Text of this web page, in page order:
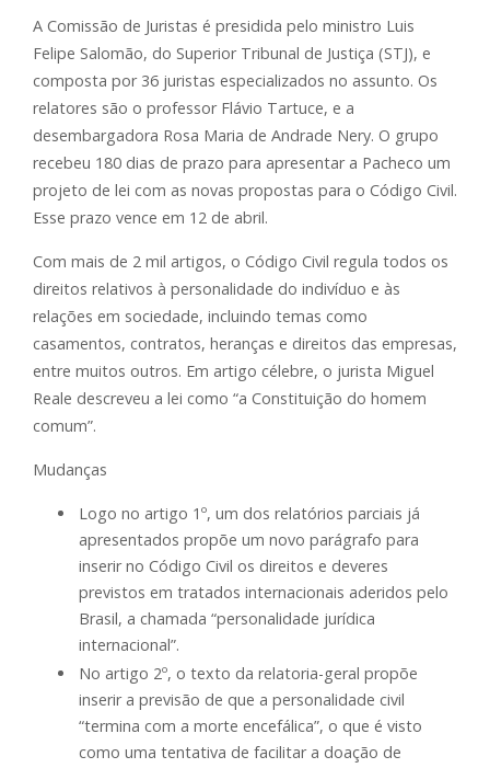
A Comissão de Juristas é presidida pelo ministro Luis
Felipe Salomão, do Superior Tribunal de Justiça (STJ), e
composta por 36 juristas especializados no assunto. Os
relatores são o professor Flávio Tartuce, e a
desembargadora Rosa Maria de Andrade Nery. O grupo
recebeu 180 dias de prazo para apresentar a Pacheco um
projeto de lei com as novas propostas para o Código Civil.
Esse prazo vence em 12 de abril.
Com mais de 2 mil artigos, o Código Civil regula todos os
direitos relativos à personalidade do indivíduo e às
relações em sociedade, incluindo temas como
casamentos, contratos, heranças e direitos das empresas,
entre muitos outros. Em artigo célebre, o jurista Miguel
Reale descreveu a lei como “a Constituição do homem
comum”.
Mudanças
Logo no artigo 1º, um dos relatórios parciais já
apresentados propõe um novo parágrafo para
inserir no Código Civil os direitos e deveres
previstos em tratados internacionais aderidos pelo
Brasil, a chamada “personalidade jurídica
internacional”.
No artigo 2º, o texto da relatoria-geral propõe
inserir a previsão de que a personalidade civil
“termina com a morte encefálica”, o que é visto
como uma tentativa de facilitar a doação de